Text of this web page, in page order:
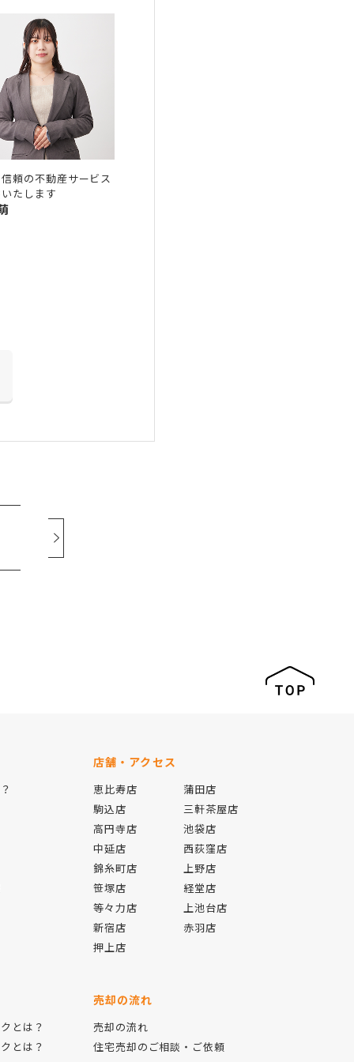
頼の不動産サービス
たします
店舗・アクセス
恵比寿店
駒込店
高円寺店
中延店
錦糸町店
笹塚店
等々力店
新宿店
押上店
蒲田店
三軒茶屋店
池袋店
西荻窪店
上野店
経堂店
上池台店
赤羽店
とは？
とは？
売却の流れ
売却の流れ
住宅売却のご相談・ご依頼